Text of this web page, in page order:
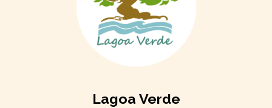
Lagoa Verde